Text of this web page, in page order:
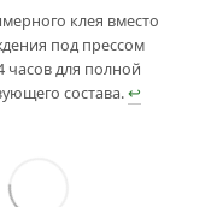
клея вместо
под прессом
часов для полной
состава.↩